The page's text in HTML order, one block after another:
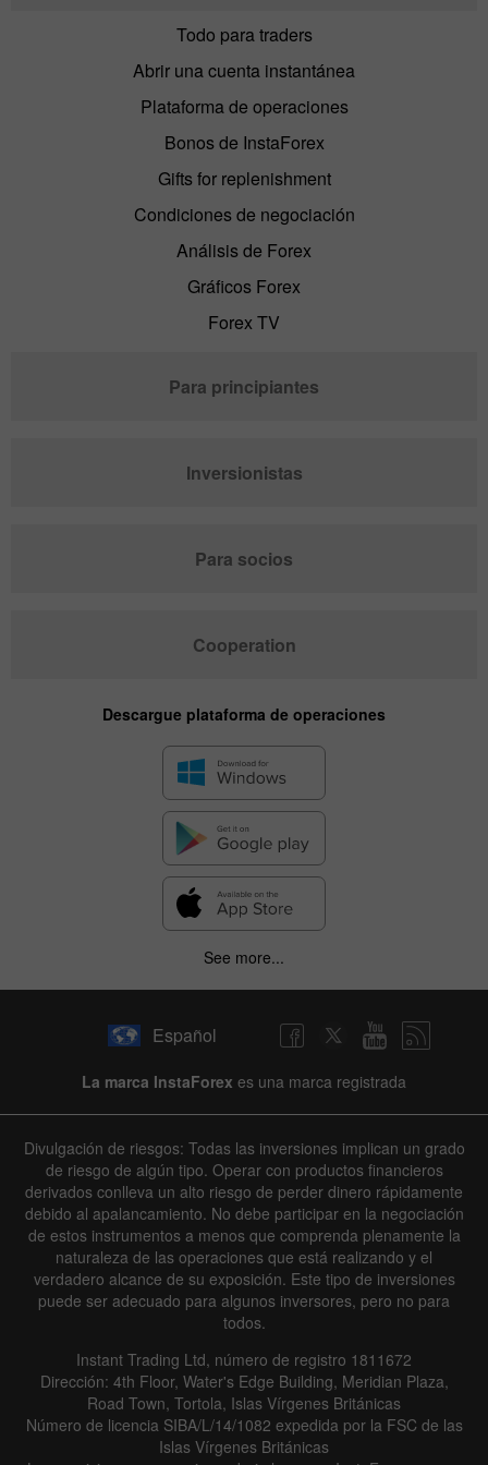
Todo para traders
Abrir una cuenta instantánea
Plataforma de operaciones
Bonos de InstaForex
Gifts for replenishment
Condiciones de negociación
Análisis de Forex
Gráficos Forex
Forex TV
Para principiantes
Inversionistas
Para socios
Cooperation
Descargue plataforma de operaciones
See more...
Español
La marca InstaForex es una marca registrada
Divulgación de riesgos: Todas las inversiones implican un grado
de riesgo de algún tipo. Operar con productos financieros
derivados conlleva un alto riesgo de perder dinero rápidamente
debido al apalancamiento. No debe participar en la negociación
de estos instrumentos a menos que comprenda plenamente la
naturaleza de las operaciones que está realizando y el
verdadero alcance de su exposición. Este tipo de inversiones
puede ser adecuado para algunos inversores, pero no para
todos.
Instant Trading Ltd, número de registro 1811672
Dirección: 4th Floor, Water's Edge Building, Meridian Plaza,
Road Town, Tortola, Islas Vírgenes Británicas
Número de licencia SIBA/L/14/1082 expedida por la FSC de las
Islas Vírgenes Británicas